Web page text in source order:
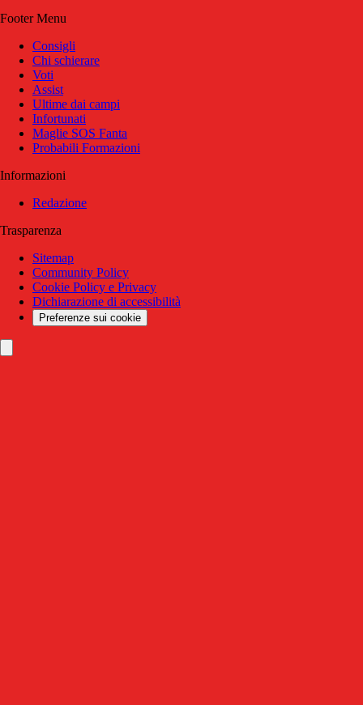
Footer Menu
Consigli
Chi schierare
Voti
Assist
Ultime dai campi
Infortunati
Maglie SOS Fanta
Probabili Formazioni
Informazioni
Redazione
Trasparenza
Sitemap
Community Policy
Cookie Policy e Privacy
Dichiarazione di accessibilità
Preferenze sui cookie